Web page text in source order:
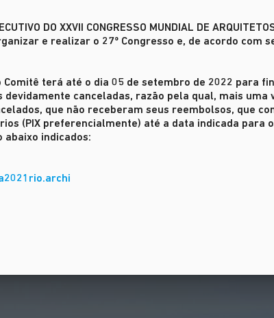
DO
DO XXVII CONGRESSO MUNDIAL DE
e realizar o 27º Congresso e, de acordo com
Comitê terá até o dia 05 de setembro de 2022 para
devidamente canceladas, razão pela qual, mais uma
que não receberam seus reembolsos, que
(PIX preferencialmente) até a data indicada para
abaixo indicados: